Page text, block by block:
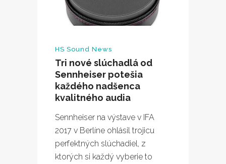
HS Sound News
Tri nové slúchadlá od
Sennheiser potešia
každého nadšenca
kvalitného audia
Sennheiser na výstave v IFA
2017 v Berlíne ohlásil trojicu
perfektných slúchadiel, z
ktorých si každý vyberie to